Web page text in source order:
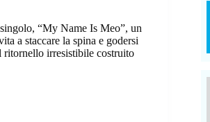
“My Name Is Meo”, un
a staccare la spina e godersi
ritornello irresistibile costruito